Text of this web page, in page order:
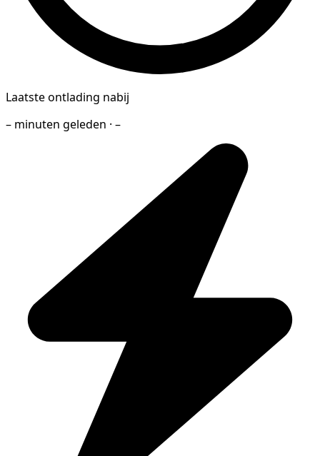
Laatste ontlading nabij
– minuten geleden · –